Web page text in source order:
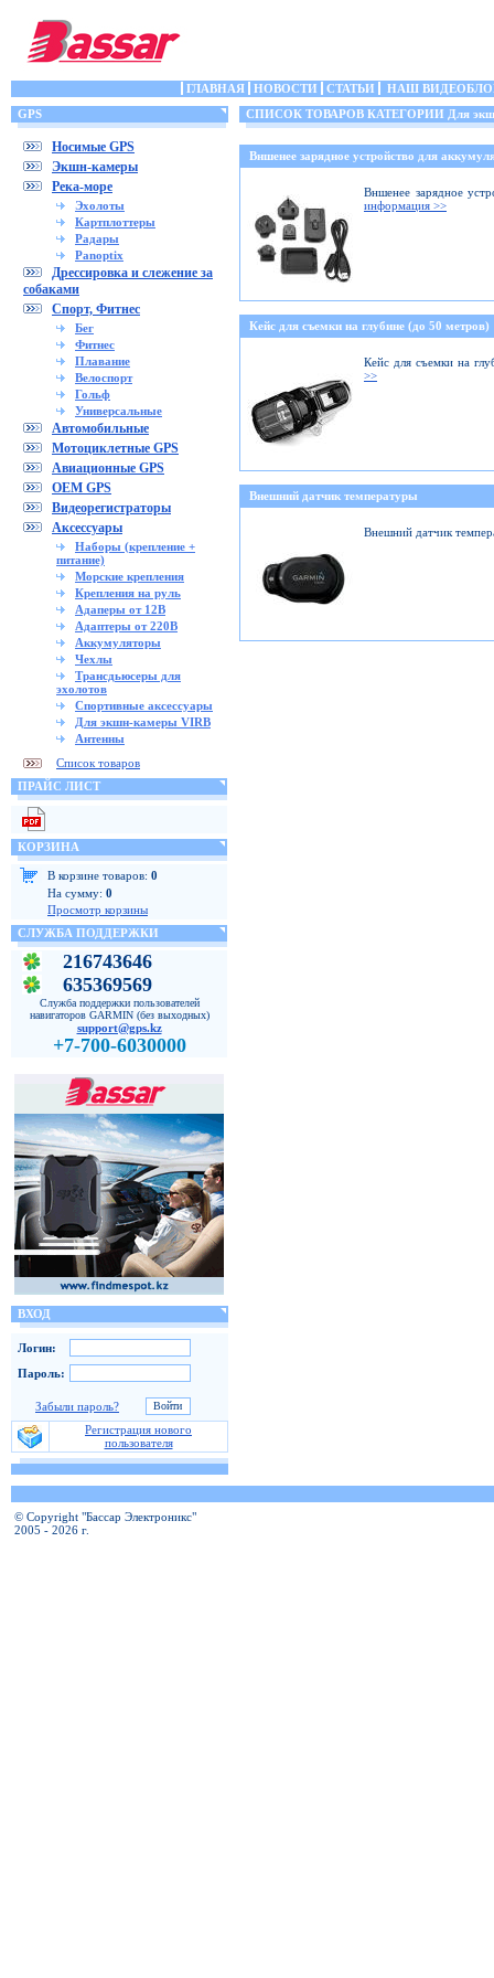
ГЛАВНАЯ НОВОСТИ СТАТЬИ
НАШ
GPS
Носимые GPS
Экшн-камеры
Река-море
Эхолоты
Картплоттеры
Радары
Panoptix
Дрессировка и слежение за
собаками
Спорт, Фитнес
Бег
Фитнес
Плавание
Велоспорт
Гольф
Универсальные
Автомобильные
Мотоциклетные GPS
Авиационные GPS
OEM GPS
Видеорегистраторы
Аксессуары
Наборы (крепление +
питание)
Морские крепления
Крепления на руль
Адаперы от 12В
Адаптеры от 220В
Аккумуляторы
Чехлы
Трансдьюсеры для
эхолотов
Спортивные аксессуары
Для экшн-камеры VIRB
Антенны
Список товаров
ПРАЙС ЛИСТ
КОРЗИНА
В корзине товаров: 0
На сумму: 0
Просмотр корзины
СЛУЖБА ПОДДЕРЖКИ
216743646
635369569
Служба поддержки пользователей
навигаторов GARMIN (без выходных)
support@gps.kz
+7-700-6030000
ВХОД
Логин:
Пароль:
Забыли пароль?
Регистрация нового
пользователя
СПИСОК ТОВАРОВ КАТЕГОРИИ Для
Вншенее зарядное устройство для
Вншенее зарядное
информация >>
Кейс для съемки на глубине (до 50 метров)
Кейс для съемки на
>>
Внешний датчик температуры
Внешний датчик
© Copyright "Бассар Электроникс"
2005 - 2026 г.